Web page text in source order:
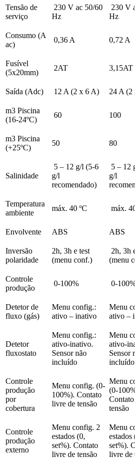
Tensão de
serviço
230 V ac 50/60
Hz
230 V
Hz
Consumo (A
ac)
0,36 A 0,72 A
Fusível
(5x20mm)
2AT 3,15AT
Saída (Adc) 12 A (2 x 6 A) 24 A (2
m3 Piscina
(16-24ºC)
60 100
m3 Piscina
(+25ºC)
50 80
Salinidade
5 – 12 g/l (5-6
g/l
recomendado)
5 – 12
g/l
Temperatura
ambiente
máx. 40 ºC máx.
Envolvente ABS ABS
Inversão
polaridade
2h, 3h e test
(menu conf.)
2h, 3h
(menu
Controle
produção
0-100% 0-
Detetor de
fluxo (gás)
Menu config.:
ativo – inativo
Menu
ativo –
Detetor
fluxostato
Menu config.:
ativo-inativo.
Sensor não
incluído
Menu
ativo-
Sensor
incluído
Controle
produção
por
cobertura
Menu config. (0-
100%). Contato
livre de tensão
Menu
(0-
tensão
Controle
produção
externo
Menu config. 2
estados (0,
set%). Contato
livre de tensão
Menu
estados
set%).
livre de